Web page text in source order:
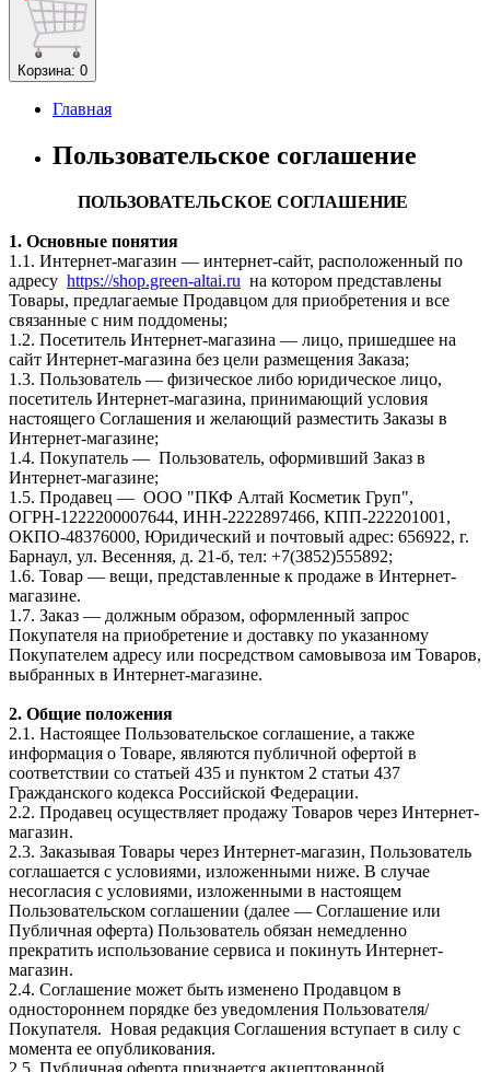
Корзина: 0
Главная
Пользовательское соглашение
ПОЛЬЗОВАТЕЛЬСКОЕ СОГЛАШЕНИЕ
1. Основные понятия
1.1. Интернет-магазин — интернет-сайт, расположенный по
адресу https://shop.green-altai.ru на котором представлены
Товары, предлагаемые Продавцом для приобретения и все
связанные с ним поддомены;
1.2. Посетитель Интернет-магазина — лицо, пришедшее на
сайт Интернет-магазина без цели размещения Заказа;
1.3. Пользователь — физическое либо юридическое лицо,
посетитель Интернет-магазина, принимающий условия
настоящего Соглашения и желающий разместить Заказы в
Интернет-магазине;
1.4. Покупатель — Пользователь, оформивший Заказ в
Интернет-магазине;
1.5. Продавец — ООО "ПКФ Алтай Косметик Груп",
ОГРН-1222200007644, ИНН-2222897466, КПП-222201001,
ОКПО-48376000, Юридический и почтовый адрес: 656922, г.
Барнаул, ул. Весенняя, д. 21-б, тел: +7(3852)555892;
1.6. Товар — вещи, представленные к продаже в Интернет-
магазине.
1.7. Заказ — должным образом, оформленный запрос
Покупателя на приобретение и доставку по указанному
Покупателем адресу или посредством самовывоза им Товаров,
выбранных в Интернет-магазине.
2. Общие положения
2.1. Настоящее Пользовательское соглашение, а также
информация о Товаре, являются публичной офертой в
соответствии со статьей 435 и пунктом 2 статьи 437
Гражданского кодекса Российской Федерации.
2.2. Продавец осуществляет продажу Товаров через Интернет-
магазин.
2.3. Заказывая Товары через Интернет-магазин, Пользователь
соглашается с условиями, изложенными ниже. В случае
несогласия с условиями, изложенными в настоящем
Пользовательском соглашении (далее — Соглашение или
Публичная оферта) Пользователь обязан немедленно
прекратить использование сервиса и покинуть Интернет-
магазин.
2.4. Соглашение может быть изменено Продавцом в
одностороннем порядке без уведомления Пользователя/
Покупателя. Новая редакция Соглашения вступает в силу с
момента ее опубликования.